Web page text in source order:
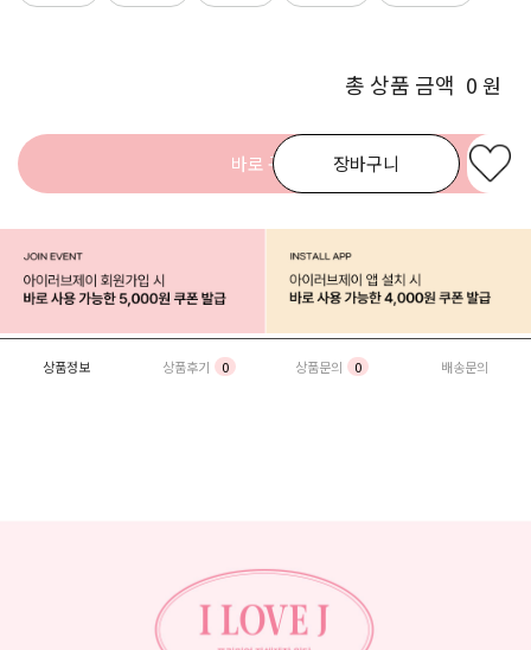
총 상품 금액 0 원
장바구니
바로 구매
상품정보 상품후기 0 상품문의 0 배송문의